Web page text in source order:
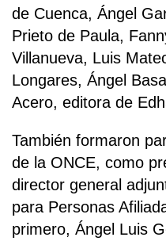
de Cuenca, Ángel
Prieto de Paula,
Villanueva, Luis
Longares, Ángel
Acero, editora de
También formaron
de la ONCE, como
director general
para Personas
primero, Ángel Luis